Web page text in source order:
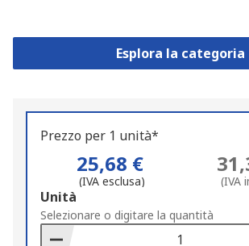
Esplora la categoria
Prezzo per 1 unità*
25,68 €
(IVA esclusa) (IVA
Add
to
Basket
Unità
Selezionare o digitare la quantità